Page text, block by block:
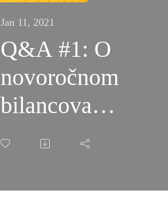
Jan 11, 2021
Q&A #1: O
novoročnom
bilancovaní,
zastaralej
a rasistickej